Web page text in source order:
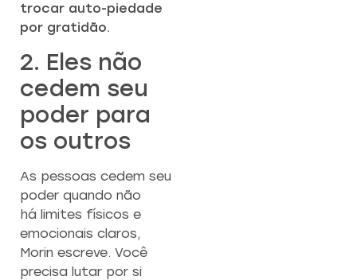
trocar auto-piedade
por gratidão.
2. Eles não
cedem seu
poder para
os outros
As pessoas cedem seu
poder quando não
há limites físicos e
emocionais claros,
Morin escreve. Você
precisa lutar por si